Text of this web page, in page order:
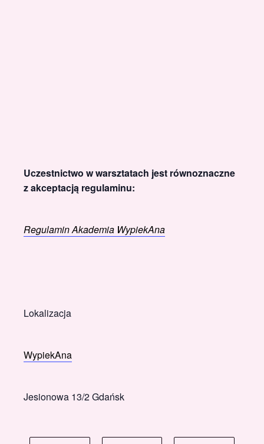
Uczestnictwo w warsztatach jest równoznaczne
z akceptacją regulaminu:
Regulamin Akademia WypiekAna
Lokalizacja
WypiekAna
Jesionowa 13/2 Gdańsk